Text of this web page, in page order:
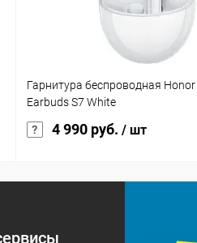
Гарнитура беспроводная Honor
Earbuds S7 White
4 990 руб. / шт